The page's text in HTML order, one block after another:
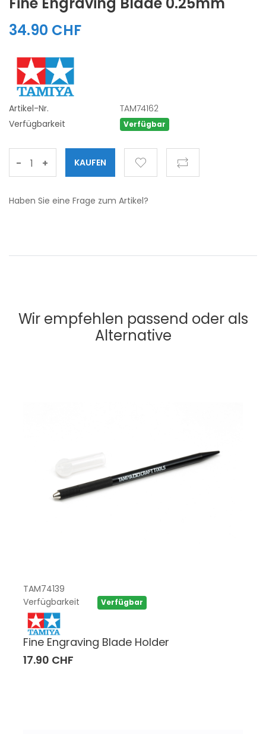
34.90 CHF
Artikel-Nr.
TAM74162
Verfügbarkeit
Verfügbar
- +
Haben Sie eine Frage zum Artikel?
Wir empfehlen passend oder als
Alternative
TAM74139
Verfügbarkeit
Verfügbar
Fine Engraving Blade Holder
17.90 CHF